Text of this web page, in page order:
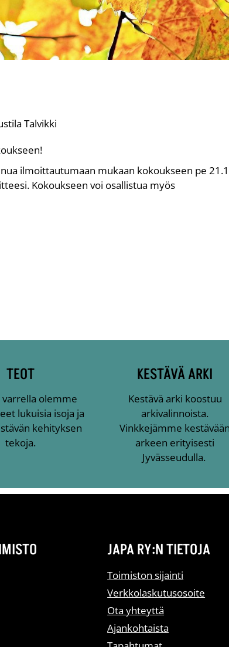
Talvikki
ilmoittautumaan mukaan kokoukseen pe
Kokoukseen voi osallistua myös
TEOT
varrella olemme
lukuisia isoja ja
kehityksen
tekoja.
KESTÄVÄ ARKI
Kestävä arki koostuu
arkivalinnoista.
Vinkkejämme kestävään
arkeen erityisesti
Jyvässeudulla.
JAPA RY:N TIETOJA
Toimiston sijainti
Verkkolaskutusosoite
Ota yhteyttä
Ajankohtaista